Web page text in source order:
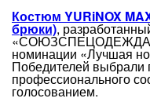
Костюм YURiNOX
брюки),
номинации «Лучшая
Победителей выбрали
профессионального
голосованием.